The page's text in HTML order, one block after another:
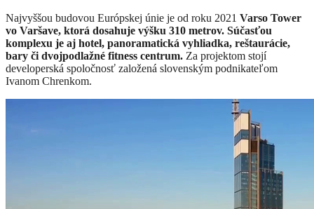
Najvyššou budovou Európskej únie je od roku 2021 Varso Tower
vo Varšave, ktorá dosahuje výšku 310 metrov. Súčasťou
komplexu je aj hotel, panoramatická vyhliadka, reštaurácie,
bary či dvojpodlažné fitness centrum. Za projektom stojí
developerská spoločnosť založená slovenským podnikateľom
Ivanom Chrenkom.